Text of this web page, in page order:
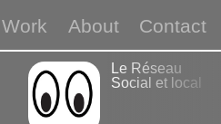
Work About Contact
Le Réseau
Social et local